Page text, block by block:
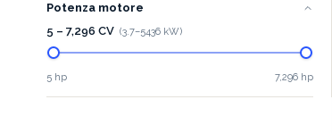
Potenza motore
5 – 7,296 CV (3.7–5436 kW)
5 hp 7,296 hp